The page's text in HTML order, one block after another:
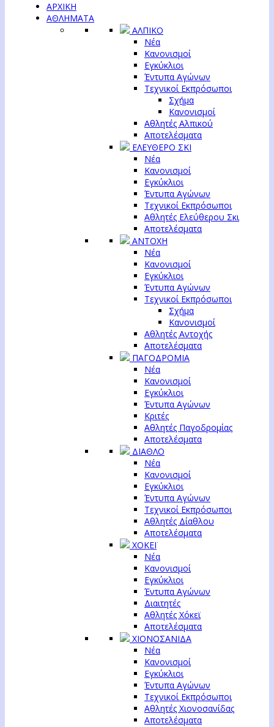
ΑΡΧΙΚΗ
ΑΘΛΗΜΑΤΑ
ΑΛΠΙΚΟ
Νέα
Κανονισμοί
Εγκύκλιοι
Έντυπα Αγώνων
Τεχνικοί Εκπρόσωποι
Σχήμα
Κανονισμοί
Αθλητές Αλπικού
Αποτελέσματα
ΕΛΕΥΘΕΡΟ ΣΚΙ
Νέα
Κανονισμοί
Εγκύκλιοι
Έντυπα Αγώνων
Τεχνικοί Εκπρόσωποι
Αθλητές Ελεύθερου Σκι
Αποτελέσματα
ΑΝΤΟΧΗ
Νέα
Κανονισμοί
Εγκύκλιοι
Έντυπα Αγώνων
Τεχνικοί Εκπρόσωποι
Σχήμα
Κανονισμοί
Αθλητές Αντοχής
Αποτελέσματα
ΠΑΓΟΔΡΟΜΙΑ
Νέα
Κανονισμοί
Εγκύκλιοι
Έντυπα Αγώνων
Κριτές
Αθλητές Παγοδρομίας
Αποτελέσματα
ΔΙΑΘΛΟ
Νέα
Κανονισμοί
Εγκύκλιοι
Έντυπα Αγώνων
Τεχνικοί Εκπρόσωποι
Αθλητές Δίαθλου
Αποτελέσματα
ΧΟΚΕΪ
Νέα
Κανονισμοί
Εγκύκλιοι
Έντυπα Αγώνων
Διαιτητές
Αθλητές Χόκεϊ
Αποτελέσματα
ΧΙΟΝΟΣΑΝΙΔΑ
Νέα
Κανονισμοί
Εγκύκλιοι
Έντυπα Αγώνων
Τεχνικοί Εκπρόσωποι
Αθλητές Χιονοσανίδας
Αποτελέσματα